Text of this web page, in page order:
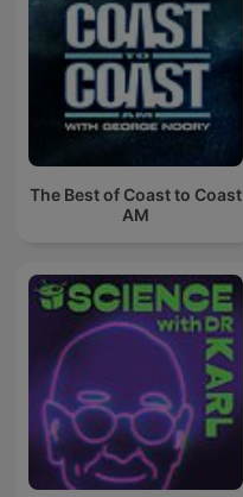
The Best of Coast to Coast
AM